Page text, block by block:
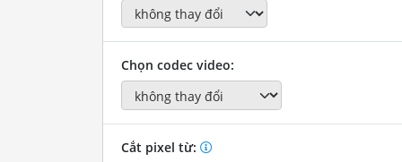
Chọn codec video:
Cắt pixel từ: